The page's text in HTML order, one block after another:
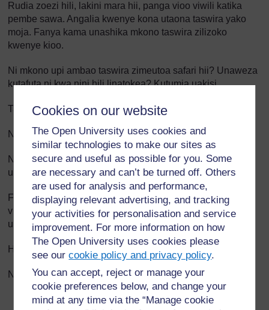
Cookies on our website
The Open University uses cookies and
similar technologies to make our sites as
secure and useful as possible for you. Some
are necessary and can’t be turned off. Others
are used for analysis and performance,
displaying relevant advertising, and tracking
your activities for personalisation and service
improvement. For more information on how
The Open University uses cookies please
see ourcookie policy and privacy policy.
You can accept, reject or manage your
cookie preferences below, and change your
mind at any time via the “Manage cookie
Rudia zoezi hili, lakini mara hii, panga vioo viwili katika
pembe sawa. Angalia kwenye kona utaona taswira yako
moja. Fanya kama unashika mkono taswira zilizoko
kwenye kioo.
Ni mkono upi ambao taswira zimeutoa safari hii? Unaweza
kutafuta ni kwa nini hili linatokea? Kutumia uakisi
Tafakari matumizi ya vioo: Ni vifaa gani vina vioo?
Ni wapi vinapotumika?
Ni jinsi gani vioo vinaweza kutumika dukani kusaidia
ulinzi? Uakisi wa kutisha
Fanya majaribio kwa kuangalia kwenye uakisi kwenye
vipande vilivyopinda vya chuma kama vijiko na birika la
umeme.
Hutokea nini kwenye uakisi?
Ni mfumo gani unaougundua?
Mwanga na giza